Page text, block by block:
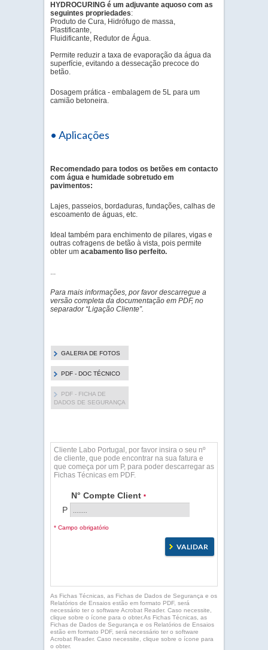
GALERIA DE FOTOS
PDF - DOC TÉCNICO
PDF - FICHA DE
DADOS DE SEGURANÇA
Cliente Labo Portugal, por favor insira o seu nº
de cliente, que pode encontrar na sua fatura e
que começa por um P, para poder descarregar as
Fichas Técnicas em PDF.
N° Compte Client *
P
* Campo obrigatório
As Fichas Técnicas, as Fichas de Dados de Segurança e os
Relatórios de Ensaios estão em formato PDF, será
necessário ter o software Acrobat Reader. Caso necessite,
clique sobre o ícone para o obter.As Fichas Técnicas, as
Fichas de Dados de Segurança e os Relatórios de Ensaios
estão em formato PDF, será necessário ter o software
Acrobat Reader. Caso necessite, clique sobre o ícone para
o obter.
HYDROCURING é um adjuvante aquoso com as
seguintes propriedades:
Produto de Cura, Hidrófugo de massa,
Plastificante,
Fluidificante, Redutor de Água.
Permite reduzir a taxa de evaporação da água da
superfície, evitando a dessecação precoce do
betão.
Dosagem prática - embalagem de 5L para um
camião betoneira.
• Aplicações
Recomendado para todos os betões em contacto
com água e humidade sobretudo em
pavimentos:
Lajes, passeios, bordaduras, fundações, calhas de
escoamento de águas, etc.
Ideal também para enchimento de pilares, vigas e
outras cofragens de betão à vista, pois permite
obter um acabamento liso perfeito.
...
Para mais informações, por favor descarregue a
versão completa da documentação em PDF, no
separador “Ligação Cliente”.